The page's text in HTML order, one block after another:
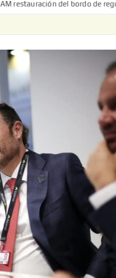
del bordo de regulación en el